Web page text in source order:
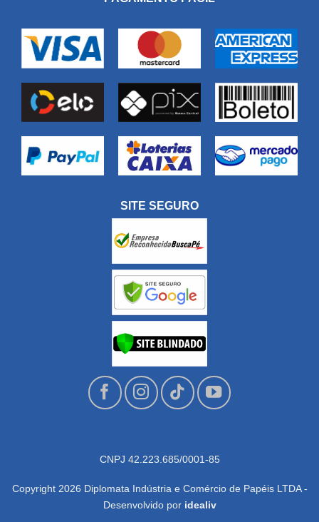
SITE SEGURO
CNPJ 42.223.685/0001-85
Copyright 2026 Diplomata Indústria e Comércio de Papéis LTDA -
Desenvolvido por idealiv